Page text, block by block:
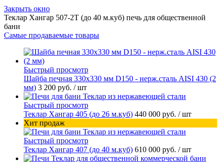
Закрыть окно
Теклар Хангар 507-2Т (до 40 м.куб) печь для общественной
бани
Самые продаваемые товары
Быстрый просмотр
Шайба печная 330х330 мм D150 - нерж.сталь AISI 430 (2
мм) 3 200 руб. / шт
Быстрый просмотр
Теклар Хангар 405 (до 26 м.куб) 440 000 руб. / шт
Хит продаж
Быстрый просмотр
Теклар Хангар 407 (до 40 м.куб) 610 000 руб. / шт